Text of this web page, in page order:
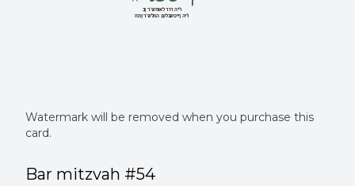
Bar mitzvah #54
חתן ר' שלמה געלבשטיין הי''ו
בן ר' שמואל דוד הי''ו
Watermark will be removed when you purchase this
card.